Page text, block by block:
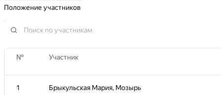
Положение участников
№ Участник
1 Брыкульская Мария, Мозырь
№ Участник
1 Брыкульская Мария, Мозырь